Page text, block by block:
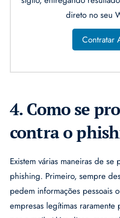
direto no seu
Contratar
4. Como se
contra o
Existem várias maneiras de
phishing. Primeiro, sempre
pedem informações pessoais
empresas legítimas raramente